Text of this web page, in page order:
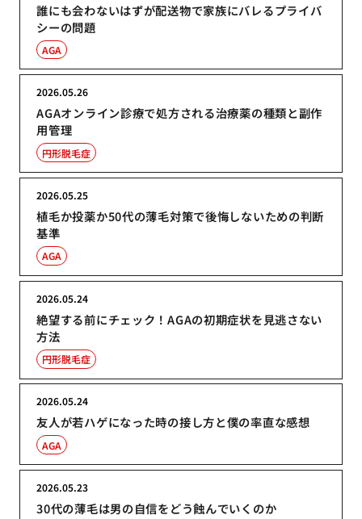
誰にも会わないはずが配送物で家族にバレるプライバ
シーの問題
AGA
AGAオンライン診療で処方される治療薬の種類と副作
用管理
2026.05.26
円形脱毛症
植毛か投薬か50代の薄毛対策で後悔しないための判断
基準
2026.05.25
AGA
絶望する前にチェック！AGAの初期症状を見逃さない
方法
2026.05.24
円形脱毛症
友人が若ハゲになった時の接し方と僕の率直な感想
2026.05.24
AGA
30代の薄毛は男の自信をどう蝕んでいくのか
2026.05.23